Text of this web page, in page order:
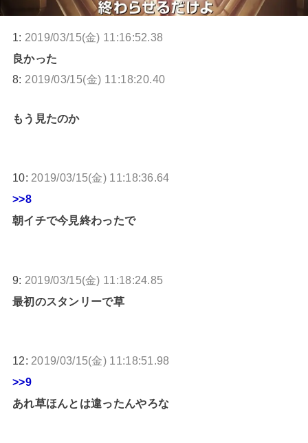
1: 2019/03/15(金) 11:16:52.38
良かった
8: 2019/03/15(金) 11:18:20.40
もう見たのか
10: 2019/03/15(金) 11:18:36.64
>>8
朝イチで今見終わったで
9: 2019/03/15(金) 11:18:24.85
最初のスタンリーで草
12: 2019/03/15(金) 11:18:51.98
>>9
あれ草ほんとは違ったんやろな